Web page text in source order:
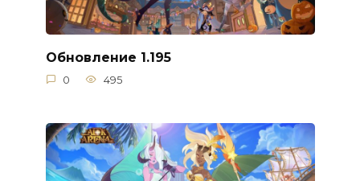
Обновление 1.195
0 495